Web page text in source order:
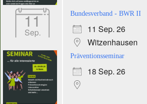
11
Sep.
Bundesverband - BWR II
11 Sep. 26
Witzenhausen
Präventionsseminar
18 Sep. 26